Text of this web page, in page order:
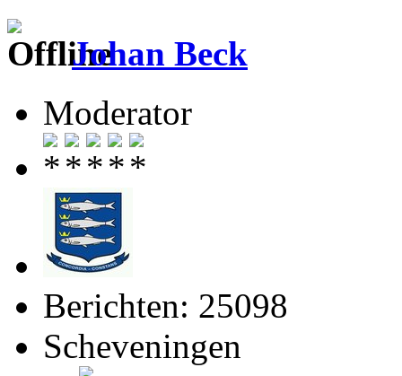
Johan Beck
Moderator
Berichten: 25098
Scheveningen